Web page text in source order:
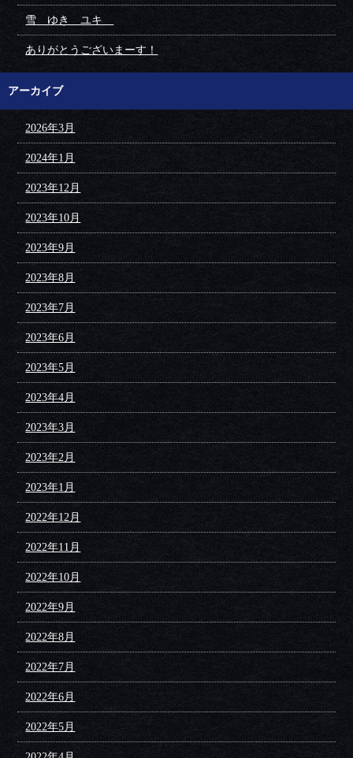
雪 ゆき ユキ
ありがとうございまーす！
アーカイブ
2026年3月
2024年1月
2023年12月
2023年10月
2023年9月
2023年8月
2023年7月
2023年6月
2023年5月
2023年4月
2023年3月
2023年2月
2023年1月
2022年12月
2022年11月
2022年10月
2022年9月
2022年8月
2022年7月
2022年6月
2022年5月